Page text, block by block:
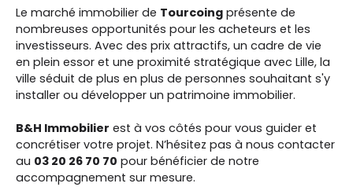
Le marché immobilier de Tourcoing présente de
nombreuses opportunités pour les acheteurs et les
investisseurs. Avec des prix attractifs, un cadre de vie
en plein essor et une proximité stratégique avec Lille, la
ville séduit de plus en plus de personnes souhaitant s'y
installer ou développer un patrimoine immobilier.
B&H Immobilier est à vos côtés pour vous guider et
concrétiser votre projet. N’hésitez pas à nous contacter
au 03 20 26 70 70 pour bénéficier de notre
accompagnement sur mesure.